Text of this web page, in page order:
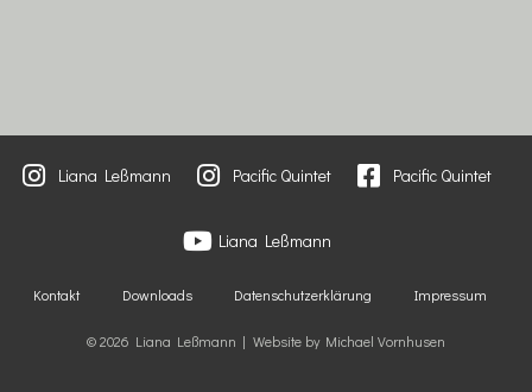
Liana Leßmann Pacific Quintet Pacific Quintet
Liana Leßmann
Kontakt Downloads Datenschutzerklärung Impressum
© 2026 Liana Leßmann | Website by Michael Vornhusen